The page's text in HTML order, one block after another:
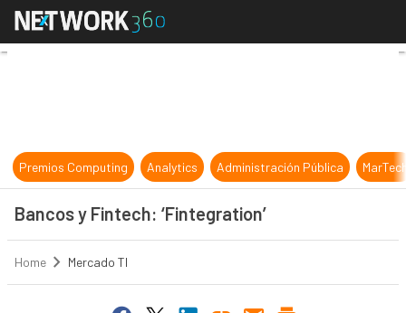
Bancos y Fintech: ‘Fintegration’
Premios Computing Analytics Administración Pública
Bancos y Fintech: ‘Fintegration’
Home Mercado TI